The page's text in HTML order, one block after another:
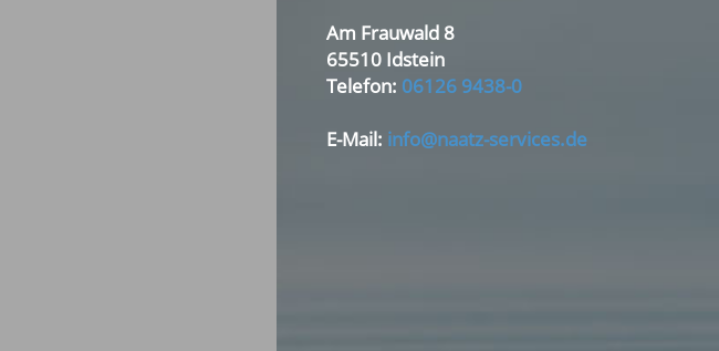
Am Frauwald 8
65510 Idstein
Telefon: 06126 9438-0
E-Mail: info@naatz-services.de